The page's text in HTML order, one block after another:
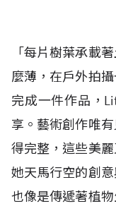
「每片樹葉承載
麼薄，在戶外拍
完成一件作品，
享。藝術創作唯
得完整，這些美
她天馬行空的創
也像是傳遞著植